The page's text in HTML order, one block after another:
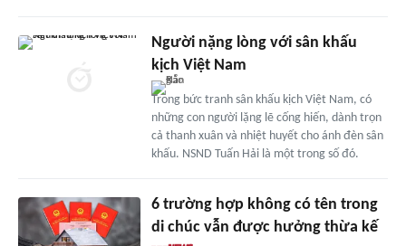
Người nặng lòng với sân khấu
kịch Việt Nam
Trong bức tranh sân khấu kịch Việt Nam, có
những con người lặng lẽ cống hiến, dành trọn
cả thanh xuân và nhiệt huyết cho ánh đèn sân
khấu. NSND Tuấn Hải là một trong số đó.
6 trường hợp không có tên trong
di chúc vẫn được hưởng thừa kế